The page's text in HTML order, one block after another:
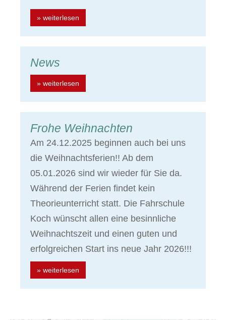
» weiterlesen
News
» weiterlesen
Frohe Weihnachten
Am 24.12.2025 beginnen auch bei uns
die Weihnachtsferien!! Ab dem
05.01.2026 sind wir wieder für Sie da.
Während der Ferien findet kein
Theorieunterricht statt. Die Fahrschule
Koch wünscht allen eine besinnliche
Weihnachtszeit und einen guten und
erfolgreichen Start ins neue Jahr 2026!!!
» weiterlesen